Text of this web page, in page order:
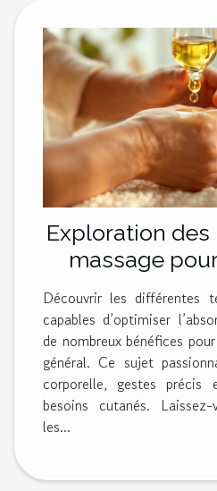
Exploration
massage
l'absorption
Découvrir les différentes
capables d’optimiser
de nombreux bénéfices
général. Ce sujet
corporelle, gestes précis
besoins cutanés.
les...